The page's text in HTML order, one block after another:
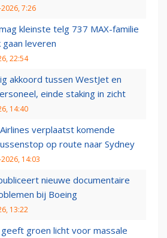
7:26
kleinste telg 737 MAX-familie
gaan leveren
22:54
akkoord tussen WestJet en
einde staking in zicht
14:40
verplaatst komende
op route naar Sydney
14:03
nieuwe documentaire
bij Boeing
13:22
groen licht voor massale